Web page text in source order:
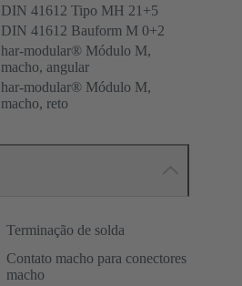
DIN 41612 Tipo MH 21+5
DIN 41612 Bauform M 0+2
har-modular® Módulo M,
macho, angular
har-modular® Módulo M,
macho, reto
Terminação de solda
Contato macho para conectores
macho